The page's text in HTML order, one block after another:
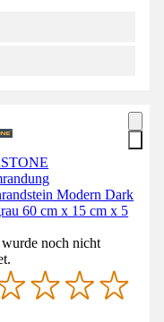
Modern Dark
60 cm x 15 cm x 5
noch nicht